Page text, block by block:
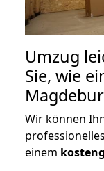
Umzug
Sie, wie
Wir können
einem